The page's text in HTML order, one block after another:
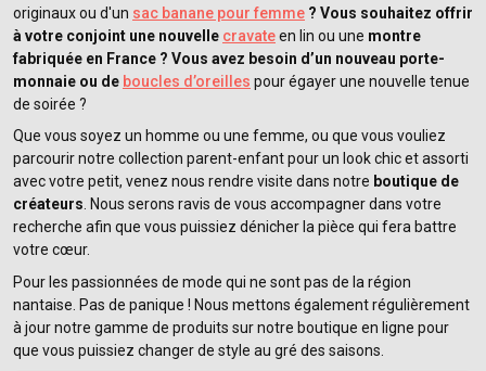
originaux ou d'un sac banane pour femme ? Vous souhaitez offrir
à votre conjoint une nouvelle cravateen lin ou une montre
fabriquée en France ? Vous avez besoin d’un nouveau porte-
monnaie ou de boucles d’oreilles pour égayer une nouvelle tenue
de soirée ?
Que vous soyez un homme ou une femme, ou que vous vouliez
parcourir notre collection parent-enfant pour un look chic et assorti
avec votre petit, venez nous rendre visite dans notre boutique de
créateurs. Nous serons ravis de vous accompagner dans votre
recherche afin que vous puissiez dénicher la pièce qui fera battre
votre cœur.
Pour les passionnées de mode qui ne sont pas de la région
nantaise. Pas de panique ! Nous mettons également régulièrement
à jour notre gamme de produits sur notre boutique en ligne pour
que vous puissiez changer de style au gré des saisons.